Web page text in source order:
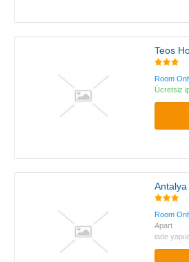
Teos
Room
Ücretsiz
Room
Apart
iade